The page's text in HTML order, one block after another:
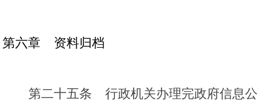
第六章 资料归档
第二十五条
行政机关办理完政府信息公